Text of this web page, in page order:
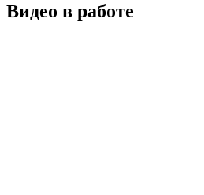
Видео в работе